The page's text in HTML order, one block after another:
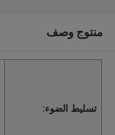
منتوج وصف
تسليط الضوء: